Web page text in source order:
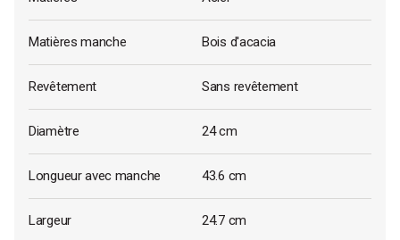
Matières manche Bois d'acacia
Revêtement Sans revêtement
Diamètre 24 cm
Longueur avec manche 43.6 cm
Largeur 24.7 cm